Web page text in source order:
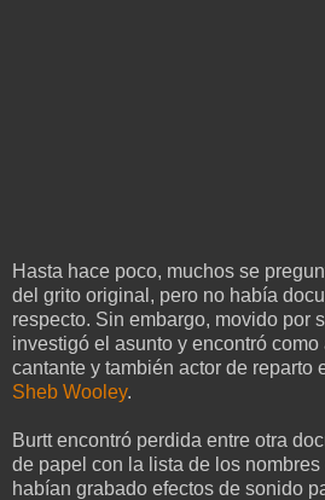
Hasta hace poco, muchos se
del grito original, pero no había
respecto. Sin embargo, movido por
investigó el asunto y encontró como
cantante y también actor de reparto
Sheb Wooley.
Burtt encontró perdida entre otra
de papel con la lista de los
habían grabado efectos de sonido